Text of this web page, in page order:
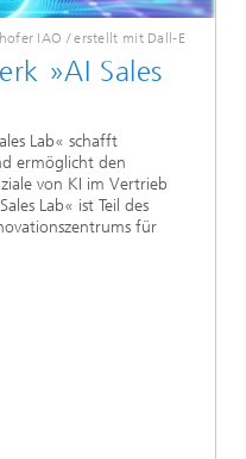
IAO / erstellt mit Dall-E
»AI Sales
Lab« schafft
ermöglicht den
von KI im Vertrieb
Lab« ist Teil des
für